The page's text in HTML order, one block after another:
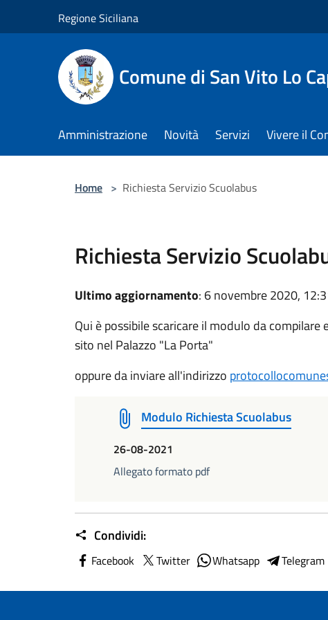
Regione Siciliana
Comune di San Vito Lo
Amministrazione Novità Servizi Vivere il
Home > Richiesta Servizio Scuolabus
Richiesta Servizio
Ultimo aggiornamento: 6 novembre 2020,
Qui è possibile scaricare il modulo da
sito nel Palazzo "La Porta"
oppure da inviare all'indirizzo
Modulo Richiesta Scuolabus
26-08-2021
Allegato formato pdf
Condividi:
Facebook Twitter Whatsapp Telegram